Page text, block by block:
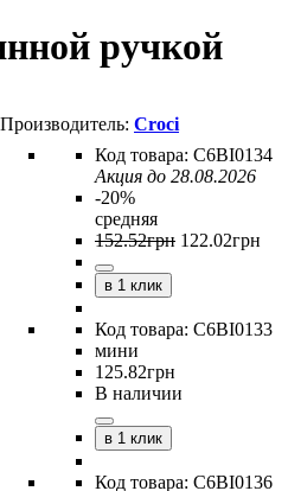
ручкой
Croci
C6BI0134
Акция до 28.08.2026
-20%
средняя
152.52грн 122.02грн
в 1 клик
C6BI0133
мини
125.82грн
В наличии
в 1 клик
C6BI0136